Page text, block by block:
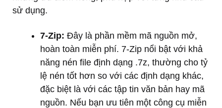
sử dụng.
7-Zip: Đây là phần mềm mã nguồn mở,
hoàn toàn miễn phí. 7-Zip nổi bật với khả
năng nén file định dạng .7z, thường cho tỷ
lệ nén tốt hơn so với các định dạng khác,
đặc biệt là với các tập tin văn bản hay mã
nguồn. Nếu bạn ưu tiên một công cụ miễn